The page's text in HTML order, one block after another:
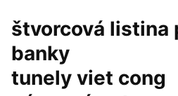
štvorcová listina
banky
tunely viet cong